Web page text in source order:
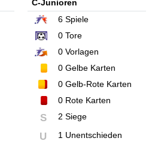
C-Junioren
6Spiele
0Tore
0Vorlagen
0Gelbe Karten
0Gelb-Rote Karten
0Rote Karten
S 2 Siege
U 1 Unentschieden